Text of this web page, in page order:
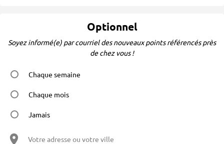
Optionnel
Soyez informé(e) par courriel des nouveaux points référencés près
de chez vous !
Chaque semaine
Chaque mois
Jamais
Votre adresse ou votre ville